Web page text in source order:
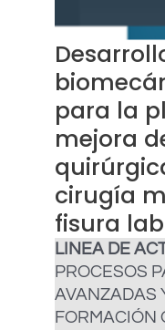
para la
mejora
cirugía
fisura
LINEA DE
PROCESOS
AVANZADAS
FORMACIÓN